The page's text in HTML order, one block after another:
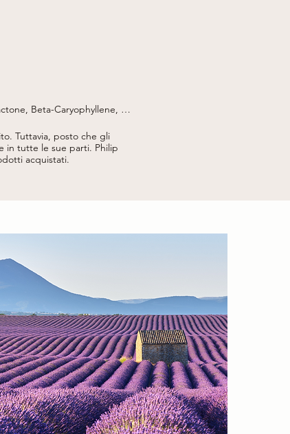
Beta-Caryophyllene,
Tuttavia, posto che gli
in tutte le sue parti. Philip
acquistati.